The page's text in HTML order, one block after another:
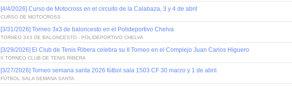
[4/4/2026] Curso de Motocross en el circuito de la Calabaza, 3 y 4 de abril
CURSO DE MOTOCROSS
[3/31/2026] Torneo 3x3 de baloncesto en el Polideportivo Chelva
TORNEO 3X3 DE BALONCESTO - POLIDEPORTIVO CHELVA
[3/29/2026] El Club de Tenis Ribera celebra su II Torneo en el Complejo Juan Carlos Higuero
II TORNEO CLUB DE TENIS RIBERA
[3/27/2026] Torneo semana santa 2026 fútbol sala 1503 CF 30 marzo y 1 de abril.
FÚTBOL SALA SEMANA SANTA